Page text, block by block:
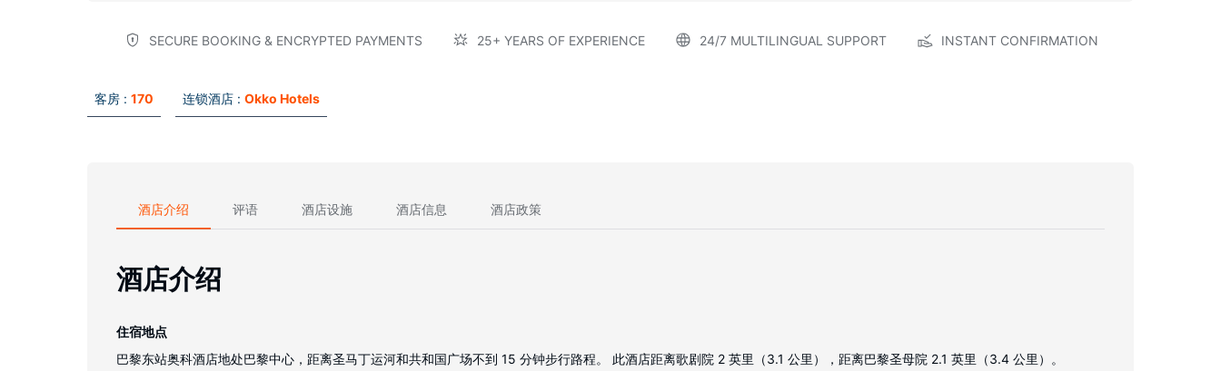
SECURE BOOKING & ENCRYPTED PAYMENTS 25+ YEARS OF EXPERIENCE 24/7 MULTILINGUAL SUPPORT INSTANT CONFIRMATION
客房 : 170 连锁酒店 : Okko Hotels
酒店介绍 评语 酒店设施 酒店信息 酒店政策
酒店介绍
住宿地点
巴黎东站奥科酒店地处巴黎中心，距离圣马丁运河和共和国广场不到 15 分钟步行路程。 此酒店距离歌剧院 2 英里（3.1 公里），距离巴黎圣母院 2.1 英里（3.4 公里）。